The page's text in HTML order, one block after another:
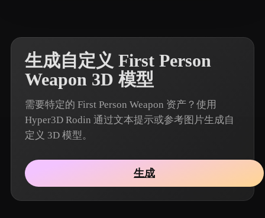
生成自定义 First Person
Weapon 3D 模型
需要特定的 First Person Weapon 资产？使用
Hyper3D Rodin 通过文本提示或参考图片生成自
定义 3D 模型。
生成